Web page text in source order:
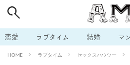
恋愛 ラブタイム 結婚 マ
HOME ラブタイム セックスハウツー
# 男の本音
# 出会う方法 # マッチングアプリ